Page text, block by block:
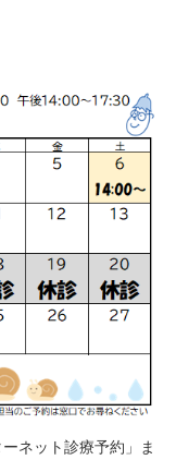
ネット診療予約」ま